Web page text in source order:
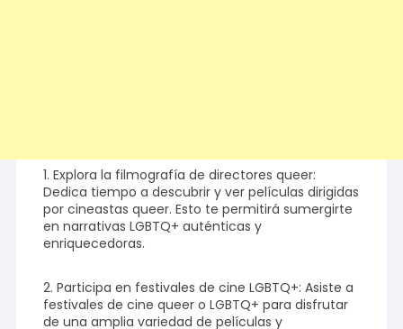
1. Explora la filmografía de directores queer:
Dedica tiempo a descubrir y ver películas dirigidas
por cineastas queer. Esto te permitirá sumergirte
en narrativas LGBTQ+ auténticas y
enriquecedoras.
2. Participa en festivales de cine LGBTQ+: Asiste a
festivales de cine queer o LGBTQ+ para disfrutar
de una amplia variedad de películas y